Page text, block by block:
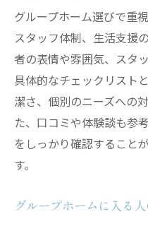
障害者や若い人も
とは
障害者にも対応
内容
若い人が利用す
解説
グループホーム
ート
グループホーム選びで重
スタッフ体制、生活支援
者の表情や雰囲気、スタ
具体的なチェックリスト
潔さ、個別のニーズへの
た、口コミや体験談も参
をしっかり確認すること
す。
グループホームに入る